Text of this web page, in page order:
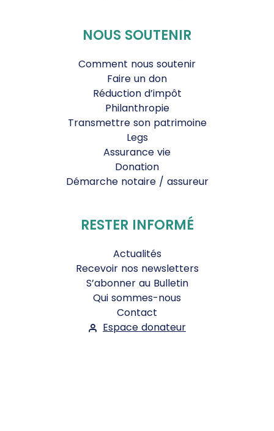
NOUS SOUTENIR
Comment nous soutenir
Faire un don
Réduction d’impôt
Philanthropie
Transmettre son patrimoine
Legs
Assurance vie
Donation
Démarche notaire / assureur
RESTER INFORMÉ
Actualités
Recevoir nos newsletters
S’abonner au Bulletin
Qui sommes-nous
Contact
Espace donateur